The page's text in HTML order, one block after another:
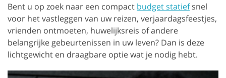
Bent u op zoek naar een compact budget statiefsnel
voor het vastleggen van uw reizen, verjaardagsfeestjes,
vrienden ontmoeten, huwelijksreis of andere
belangrijke gebeurtenissen in uw leven? Dan is deze
lichtgewicht en draagbare optie wat je nodig hebt.